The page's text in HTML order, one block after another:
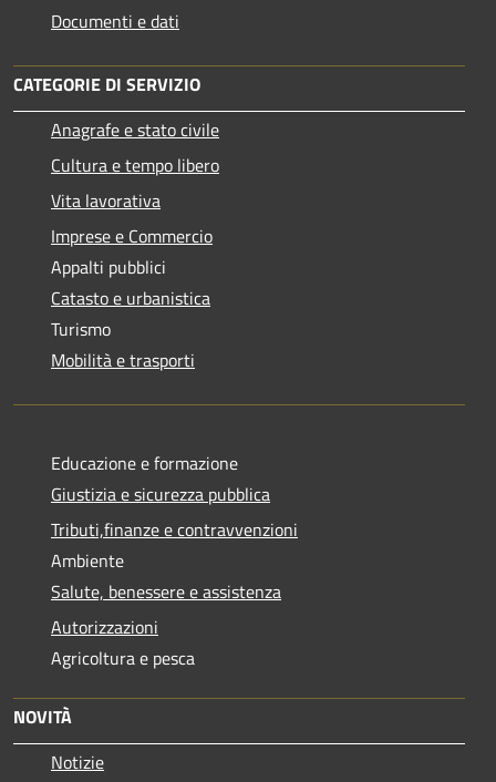
Documenti e dati
CATEGORIE DI SERVIZIO
Anagrafe e stato civile
Cultura e tempo libero
Vita lavorativa
Imprese e Commercio
Appalti pubblici
Catasto e urbanistica
Turismo
Mobilità e trasporti
Educazione e formazione
Giustizia e sicurezza pubblica
Tributi,finanze e contravvenzioni
Ambiente
Salute, benessere e assistenza
Autorizzazioni
Agricoltura e pesca
NOVITÀ
Notizie